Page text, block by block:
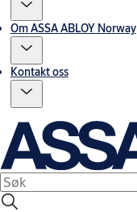
Om ASSA ABLOY Norway
Kontakt oss